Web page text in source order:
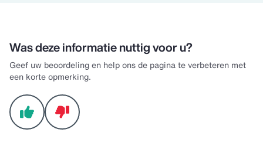
Was deze informatie nuttig voor u?
Geef uw beoordeling en help ons de pagina te verbeteren met
een korte opmerking.